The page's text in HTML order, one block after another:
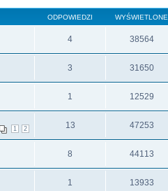
ODPOWIEDZI WYŚWIETLONE
4 38564
3 31650
1 12529
1 2 13 47253
8 44113
1 13933